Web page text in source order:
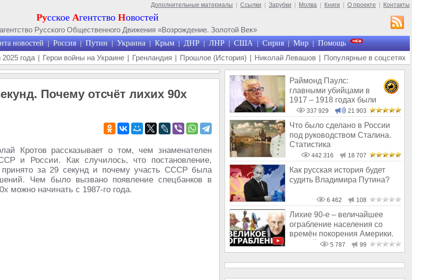
Дополнительные материалы Ссылки Зарубки Молва Книги О проекте Контакты
Русское Агентство Новостей
Русского Общественного Движения «Возрождение. Золотой Век»
новостей | Россия | Путин | Украина | Крым | ДНР | ЛНР | США | Сирия | Мир | Помощь
2025 года | Герои войны на Украине | Гренландия | Прошлое (История) | Николай Левашов | Популярные в соцсетях
Почему отсчёт лихих 90х
Кротов рассказывает о том, чем знаменателен
и России. Как случилось, что постановление,
за 29 секунд и почему участь СССР была
Чем было вызвано появление спецбанков в
можно начинать с 1987-го года.
Раймонд Паулс:
главными убийцами в
1917 – 1918 годах были
латыши и евреи, а не русс
337 929 21 903
Что было сделано в России
под руководством Сталина.
Статистика
442 316 18 707
Как русская история будет
судить Владимира Путина?
6 462 108
Лихие 90-е – величайшее
ограбление населения со
времён покорения Америки.
Андрей Фу 5 787 99